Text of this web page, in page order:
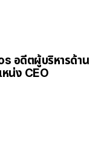
อดีตผู้บริหารด้าน
น่ง CEO